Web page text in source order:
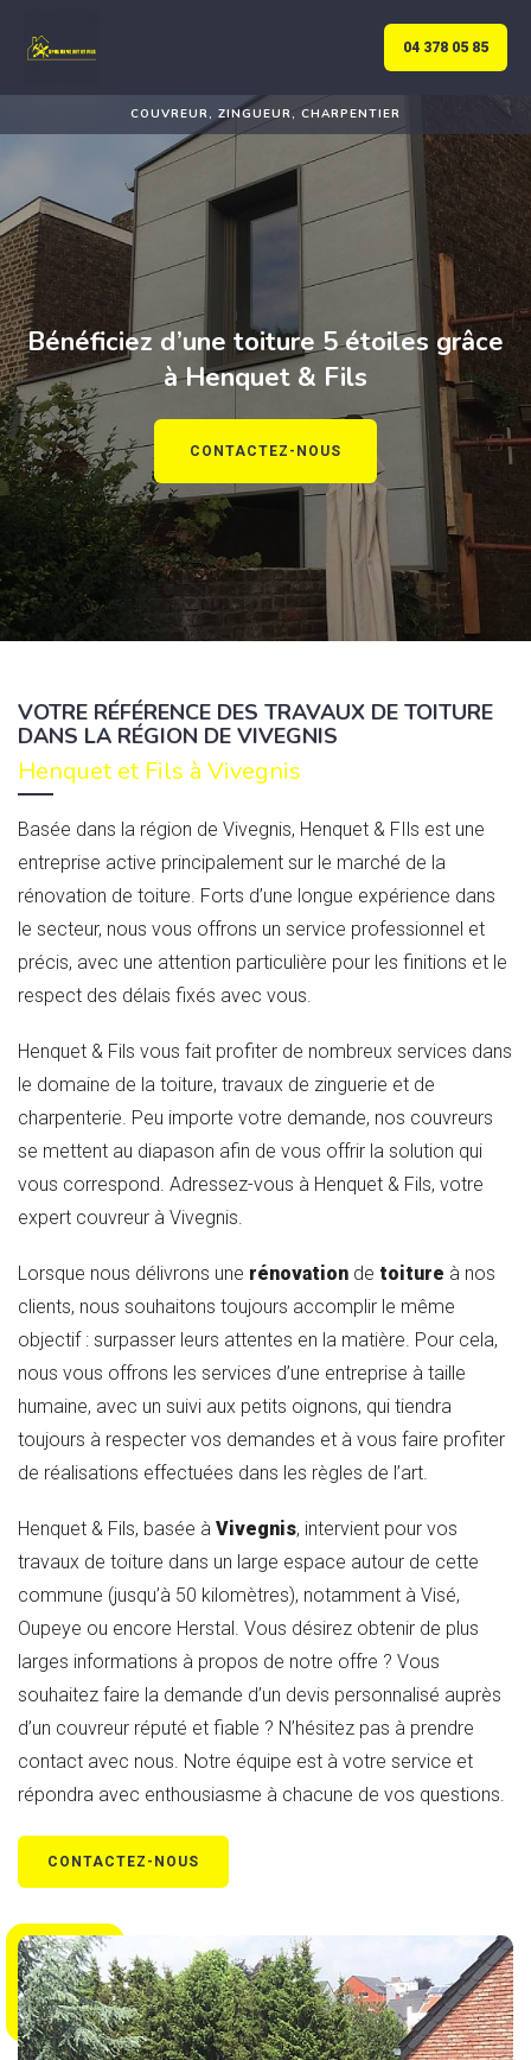
04 378 05 85
COUVREUR, ZINGUEUR, CHARPENTIER
Bénéficiez d’une toiture 5 étoiles grâce
à Henquet & Fils
CONTACTEZ-NOUS
VOTRE RÉFÉRENCE DES TRAVAUX DE TOITURE
DANS LA RÉGION DE VIVEGNIS
Henquet et Fils à Vivegnis
Basée dans la région de Vivegnis, Henquet & FIls est une
entreprise active principalement sur le marché de la
rénovation de toiture. Forts d’une longue expérience dans
le secteur, nous vous offrons un service professionnel et
précis, avec une attention particulière pour les finitions et le
respect des délais fixés avec vous.
Henquet & Fils vous fait profiter de nombreux services dans
le domaine de la toiture, travaux de zinguerie et de
charpenterie. Peu importe votre demande, nos couvreurs
se mettent au diapason afin de vous offrir la solution qui
vous correspond. Adressez-vous à Henquet & Fils, votre
expert couvreur à Vivegnis.
Lorsque nous délivrons une rénovation de toiture à nos
clients, nous souhaitons toujours accomplir le même
objectif : surpasser leurs attentes en la matière. Pour cela,
nous vous offrons les services d’une entreprise à taille
humaine, avec un suivi aux petits oignons, qui tiendra
toujours à respecter vos demandes et à vous faire profiter
de réalisations effectuées dans les règles de l’art.
Henquet & Fils, basée à Vivegnis, intervient pour vos
travaux de toiture dans un large espace autour de cette
commune (jusqu’à 50 kilomètres), notamment à Visé,
Oupeye ou encore Herstal. Vous désirez obtenir de plus
larges informations à propos de notre offre ? Vous
souhaitez faire la demande d’un devis personnalisé auprès
d’un couvreur réputé et fiable ? N’hésitez pas à prendre
contact avec nous. Notre équipe est à votre service et
répondra avec enthousiasme à chacune de vos questions.
CONTACTEZ-NOUS